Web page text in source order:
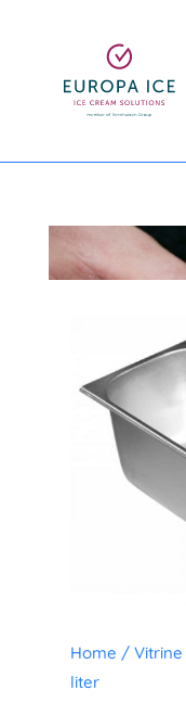
Home /
liter